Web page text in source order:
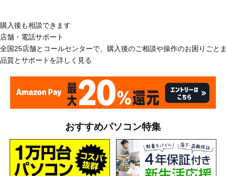
購入後も相談できます
店舗・電話サポート
全国25店舗とコールセンターで、購入後のご相談や操作のお困りごと
品質とサポートを詳しく見る
おすすめパソコン特集